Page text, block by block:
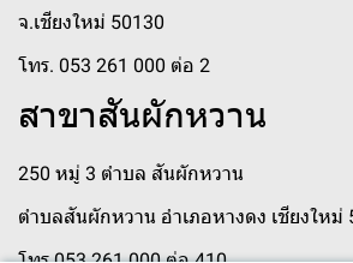
จ.เชียงใหม่ 50130
โทร. 053 261 000 ต่อ 2
สาขาสันผักหวาน
250 หมู่ 3 ตำบล สันผักหวาน
ตำบลสันผักหวาน อำเภอหางดง เชียงใหม่